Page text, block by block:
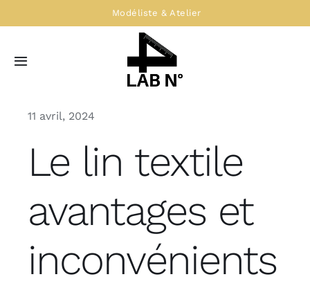
au
Modéliste & Atelier
Toggle
Le LAB N°4
11 avril, 2024
Le lin textile
avantages et
inconvénients